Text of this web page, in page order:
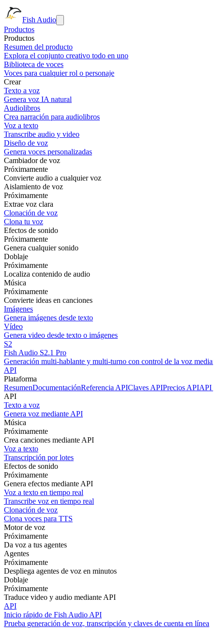
Fish Audio
Productos
Productos
Resumen del producto
Explora el conjunto creativo todo en uno
Biblioteca de voces
Voces para cualquier rol o personaje
Crear
Texto a voz
Genera voz IA natural
Audiolibros
Crea narración para audiolibros
Voz a texto
Transcribe audio y video
Diseño de voz
Genera voces personalizadas
Cambiador de voz
Próximamente
Convierte audio a cualquier voz
Aislamiento de voz
Próximamente
Extrae voz clara
Clonación de voz
Clona tu voz
Efectos de sonido
Próximamente
Genera cualquier sonido
Doblaje
Próximamente
Localiza contenido de audio
Música
Próximamente
Convierte ideas en canciones
Imágenes
Genera imágenes desde texto
Vídeo
Genera video desde texto o imágenes
S2
Fish Audio S2.1 Pro
Generación multi-hablante y multi-turno con control de la voz
API
Plataforma
ResumenDocumentaciónReferencia APIClaves APIPrecios APIAPI
API
Texto a voz
Genera voz mediante API
Música
Próximamente
Crea canciones mediante API
Voz a texto
Transcripción por lotes
Efectos de sonido
Próximamente
Genera efectos mediante API
Voz a texto en tiempo real
Transcribe voz en tiempo real
Clonación de voz
Clona voces para TTS
Motor de voz
Próximamente
Da voz a tus agentes
Agentes
Próximamente
Despliega agentes de voz en minutos
Doblaje
Próximamente
Traduce video y audio mediante API
API
Inicio rápido de Fish Audio API
Prueba generación de voz, transcripción y claves de cuenta en línea